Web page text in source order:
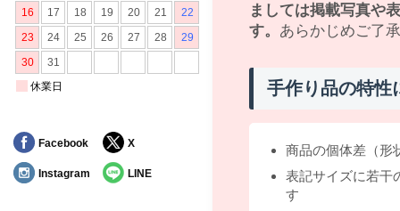
ましては掲載写真や
す。 あらかじめご了
手作り品の特性
商品の個体差（形
表記サイズに若干
す
Facebook X
Instagram LINE